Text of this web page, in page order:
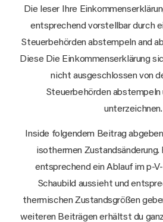
Die leser Ihre
entsprechend vorstellbar durch
Steuerbehörden abstempeln and
Diese Die Einkommenserklärung
nicht ausgeschlossen von
Steuerbehörden abstempeln
unterzeichnen.
Inside folgendem Beitrag
isothermen Zustandsänderung.
entsprechend ein Ablauf im p-
Schaubild aussieht und
thermischen Zustandsgrößen
weiteren Beiträgen erhältst du